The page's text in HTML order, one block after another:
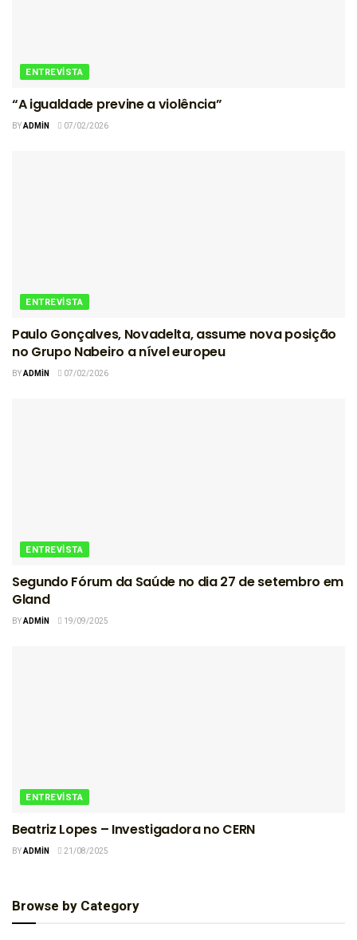
ENTREVISTA
“A igualdade previne a violência”
BYADMIN 07/02/2026
ENTREVISTA
Paulo Gonçalves, Novadelta, assume nova posição
no Grupo Nabeiro a nível europeu
BYADMIN 07/02/2026
ENTREVISTA
Segundo Fórum da Saúde no dia 27 de setembro em
Gland
BYADMIN 19/09/2025
ENTREVISTA
Beatriz Lopes – Investigadora no CERN
BYADMIN 21/08/2025
Browse by Category